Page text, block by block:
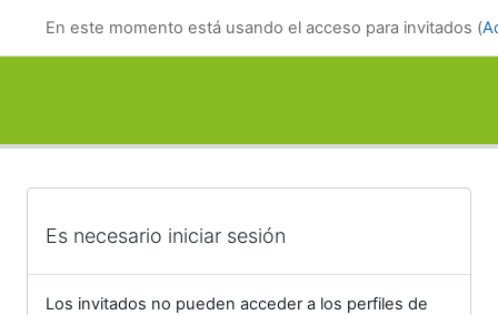
En este momento está usando el acceso para invitados (
Es necesario iniciar sesión
Los invitados no pueden acceder a los perfiles de